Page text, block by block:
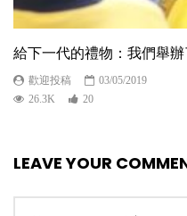
給下一代的禮物：我們舉辦
歡迎投稿
03/05/2019
26.3K
20
LEAVE YOUR